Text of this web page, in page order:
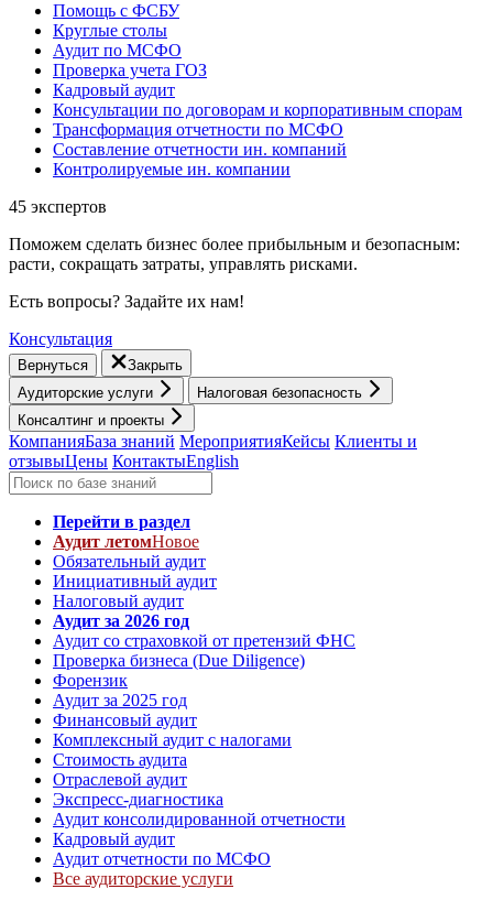
Помощь с ФСБУ
Круглые столы
Аудит по МСФО
Проверка учета ГОЗ
Кадровый аудит
Консультации по договорам и корпоративным спорам
Трансформация отчетности по МСФО
Составление отчетности ин. компаний
Контролируемые ин. компании
45 экспертов
Поможем сделать бизнес более прибыльным и безопасным:
расти, cокращать затраты, управлять рисками.
Есть вопросы? Задайте их нам!
Консультация
Вернуться
Закрыть
Аудиторские услуги
Налоговая безопасность
Консалтинг и проекты
КомпанияБаза знаний МероприятияКейсы Клиенты и
отзывыЦены КонтактыEnglish
Перейти в раздел
Аудит летомНовое
Обязательный аудит
Инициативный аудит
Налоговый аудит
Аудит за 2026 год
Аудит со страховкой от претензий ФНС
Проверка бизнеса (Due Diligence)
Форензик
Аудит за 2025 год
Финансовый аудит
Комплексный аудит с налогами
Стоимость аудита
Отраслевой аудит
Экспресс-диагностика
Аудит консолидированной отчетности
Кадровый аудит
Аудит отчетности по МСФО
Все аудиторские услуги